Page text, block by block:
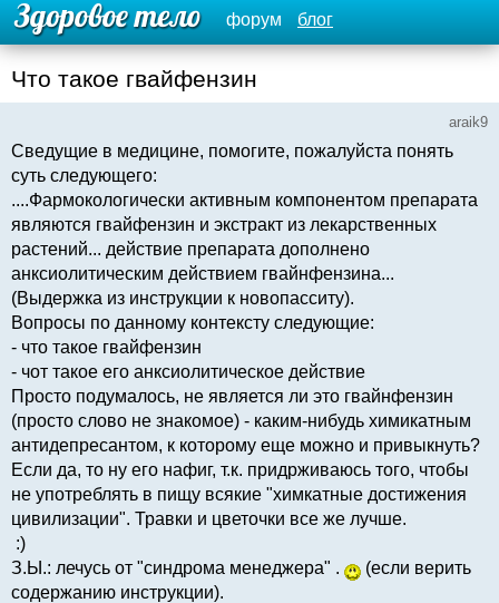
форум блог
Что такое гвайфензин
araik9
Сведущие в медицине, помогите, пожалуйста понять
суть следующего:
....Фармокологически активным компонентом препарата
являются гвайфензин и экстракт из лекарственных
растений... действие препарата дополнено
анксиолитическим действием гвайнфензина...
(Выдержка из инструкции к новопасситу).
Вопросы по данному контексту следующие:
- что такое гвайфензин
- чот такое его анксиолитическое действие
Просто подумалось, не является ли это гвайнфензин
(просто слово не знакомое) - каким-нибудь химикатным
антидепресантом, к которому еще можно и привыкнуть?
Если да, то ну его нафиг, т.к. придрживаюсь того, чтобы
не употреблять в пищу всякие "химкатные достижения
цивилизации". Травки и цветочки все же лучше.
:)
З.Ы.: лечусь от "синдрома менеджера" .
(если верить
содержанию инструкции).